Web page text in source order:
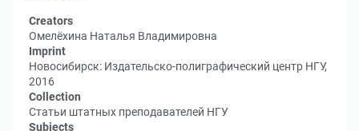
Creators
Омелёхина Наталья Владимировна
Imprint
Новосибирск: Издательско-полиграфический центр НГУ,
2016
Collection
Статьи штатных преподавателей НГУ
Subjects